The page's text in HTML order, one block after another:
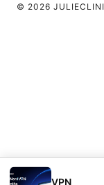
VPN
© 2026